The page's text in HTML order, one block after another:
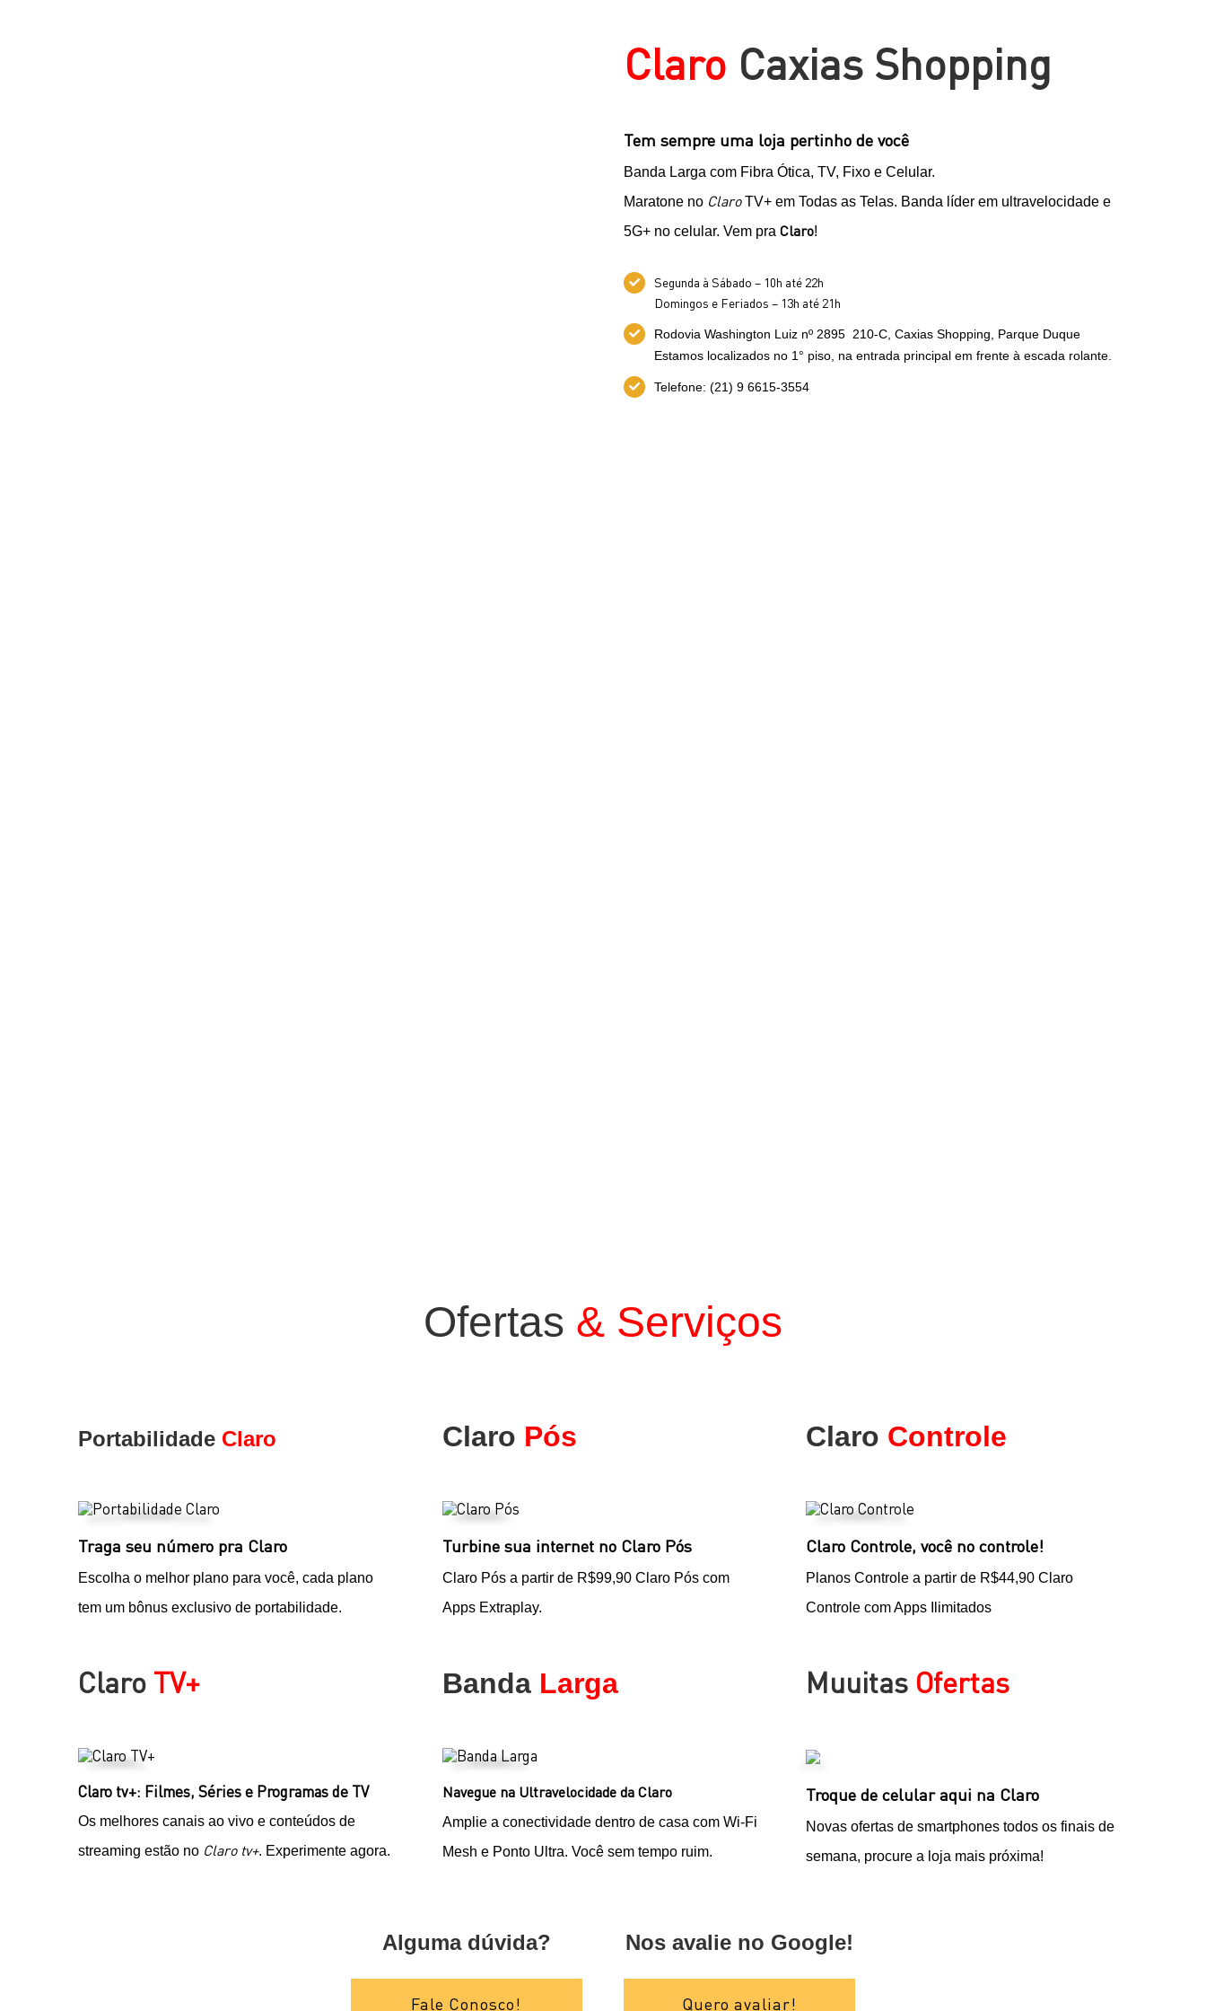
Claro Caxias Shopping
Tem sempre uma loja pertinho de você
Banda Larga com Fibra Ótica, TV, Fixo e Celular.
Maratone no ClaroTV+ em Todas as Telas. Banda líder em ultravelocidade e
5G+ no celular. Vem praClaro!
Segunda à Sábado – 10h até 22h
Domingos e Feriados – 13h até 21h
Rodovia Washington Luiz nº 2895 210-C, Caxias Shopping, Parque Duque
Estamos localizados no 1° piso, na entrada principal em frente à escada rolante.
Telefone: (21) 9 6615-3554
Ofertas & Serviços
Portabilidade Claro
Traga seu número pra Claro
Escolha o melhor plano para você, cada plano
tem um bônus exclusivo de portabilidade.
Claro Pós
Turbine sua internet no Claro Pós
Claro Pós a partir de R$99,90 Claro Pós com
Apps Extraplay.
Claro Controle
Claro Controle, você no controle!
Planos Controle a partir de R$44,90 Claro
Controle com Apps Ilimitados
Claro TV+
Claro tv+: Filmes, Séries e Programas de TV
Os melhores canais ao vivo e conteúdos de
streaming estão no Claro tv+. Experimente agora.
Banda Larga
Navegue na Ultravelocidade da Claro
Amplie a conectividade dentro de casa com Wi-Fi
Mesh e Ponto Ultra. Você sem tempo ruim.
Muuitas Ofertas
Troque de celular aqui na Claro
Novas ofertas de smartphones todos os finais de
semana, procure a loja mais próxima!
Alguma dúvida?
Fale Conosco!
Nos avalie no Google!
Quero avaliar!